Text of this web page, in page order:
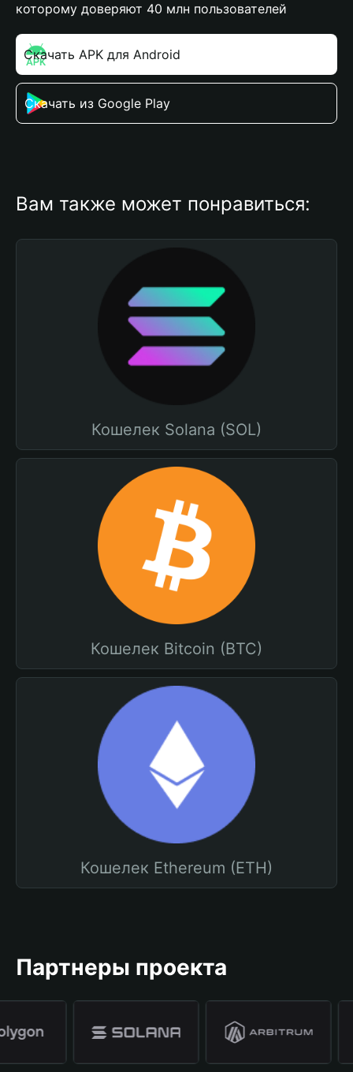
которому доверяют 40 млн пользователей
Скачать APK для Android
Скачать из Google Play
Вам также может понравиться:
Кошелек Solana (SOL)
Кошелек Bitcoin (BTC)
Кошелек Ethereum (ETH)
Партнеры проекта